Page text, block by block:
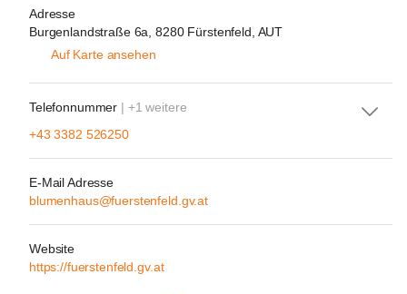
Adresse
Burgenlandstraße 6a, 8280 Fürstenfeld, AUT
Auf Karte ansehen
Telefonnummer | +1 weitere
+43 3382 526250
E-Mail Adresse
blumenhaus@fuerstenfeld.gv.at
Website
https://fuerstenfeld.gv.at